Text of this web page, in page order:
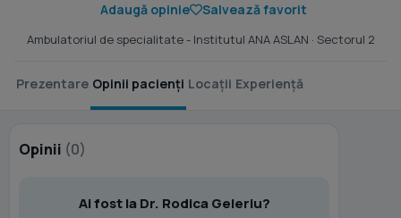
Adaugă opinie
Salvează favorit
Ambulatoriul de specialitate - Institutul ANA ASLAN · Sectorul 2
Prezentare Opinii pacienți Locații Experiență
Opinii (0)
Ai fost la Dr. Rodica Geleriu?